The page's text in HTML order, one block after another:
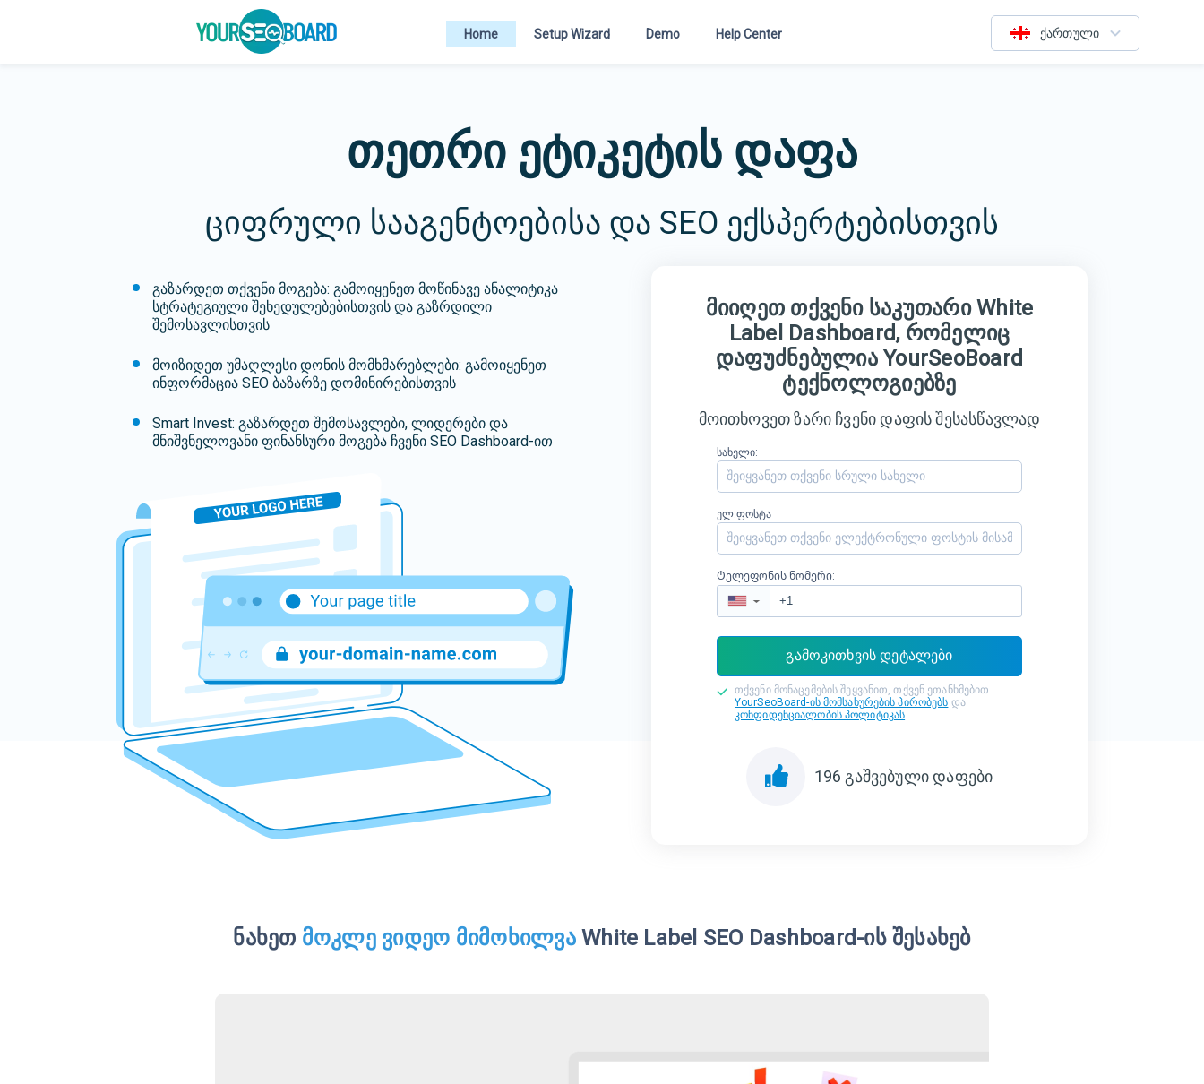
Home Setup Wizard Demo Help Center ქართული
თეთრი ეტიკეტის დაფა
ციფრული სააგენტოებისა და SEO ექსპერტებისთვის
გაზარდეთ თქვენი მოგება: გამოიყენეთ მოწინავე ანალიტიკა
სტრატეგიული შეხედულებებისთვის და გაზრდილი
შემოსავლისთვის
მოიზიდეთ უმაღლესი დონის მომხმარებლები: გამოიყენეთ
ინფორმაცია SEO ბაზარზე დომინირებისთვის
Smart Invest: გაზარდეთ შემოსავლები, ლიდერები და
მნიშვნელოვანი ფინანსური მოგება ჩვენი SEO Dashboard-ით
მიიღეთ თქვენი საკუთარი White
Label Dashboard, რომელიც
დაფუძნებულია YourSeoBoard
ტექნოლოგიებზე
მოითხოვეთ ზარი ჩვენი დაფის შესასწავლად
სახელი:
ელ.ფოსტა
Ტელეფონის ნომერი:
▼
გამოკითხვის დეტალები
თქვენი მონაცემების შეყვანით, თქვენ ეთანხმებით
YourSeoBoard-ის მომსახურების პირობებს და
კონფიდენციალობის პოლიტიკას
196 გაშვებული დაფები
ნახეთ მოკლე ვიდეო მიმოხილვაWhite Label SEO Dashboard-ის შესახებ